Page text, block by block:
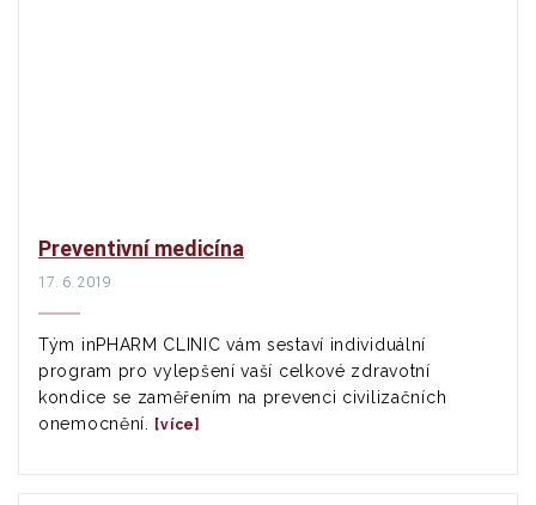
Preventivní medicína
17. 6. 2019
Tým inPHARM CLINIC vám sestaví individuální
program pro vylepšení vaší celkové zdravotní
kondice se zaměřením na prevenci civilizačních
onemocnění.
[více]